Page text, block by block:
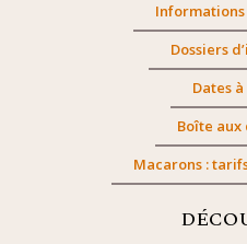
Dossiers
Dates
Boîte aux
Macarons :